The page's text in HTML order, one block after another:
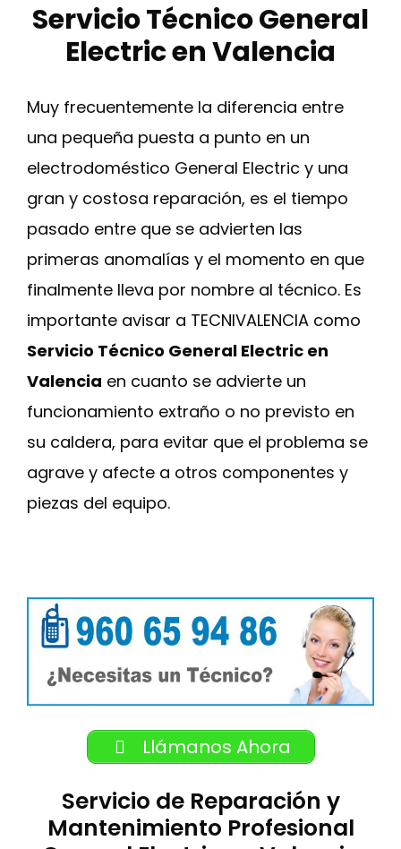
Servicio Técnico General
Electric en Valencia
Muy frecuentemente la diferencia entre
una pequeña puesta a punto en un
electrodoméstico General Electric y una
gran y costosa reparación, es el tiempo
pasado entre que se advierten las
primeras anomalías y el momento en que
finalmente lleva por nombre al técnico. Es
importante avisar a TECNIVALENCIA como
Servicio Técnico General Electric en
Valencia en cuanto se advierte un
funcionamiento extraño o no previsto en
su caldera, para evitar que el problema se
agrave y afecte a otros componentes y
piezas del equipo.
Llámanos Ahora
Servicio de Reparación y
Mantenimiento Profesional